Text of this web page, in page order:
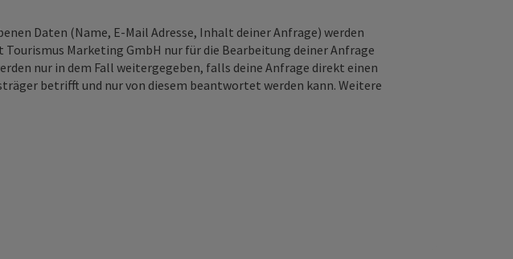
Daten (Name, E-Mail Adresse, Inhalt deiner Anfrage) werden
Tourismus Marketing GmbH nur für die Bearbeitung deiner Anfrage
nur in dem Fall weitergegeben, falls deine Anfrage direkt einen
betrifft und nur von diesem beantwortet werden kann. Weitere